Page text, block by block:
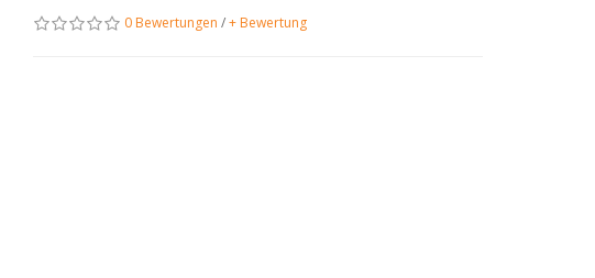
0 Bewertungen /+ Bewertung